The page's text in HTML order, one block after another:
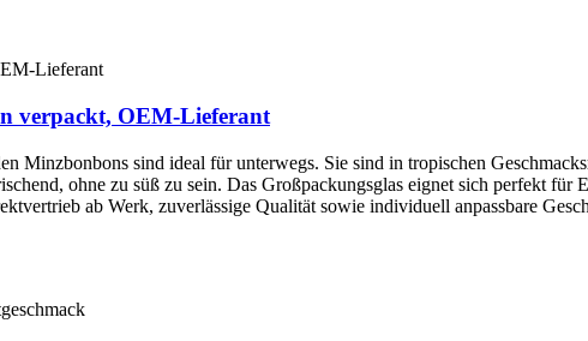
verpackt, OEM-Lieferant
Minzbonbons sind ideal für unterwegs. Sie sind in tropischen
ohne zu süß zu sein. Das Großpackungsglas eignet sich perfekt für
ab Werk, zuverlässige Qualität sowie individuell anpassbare